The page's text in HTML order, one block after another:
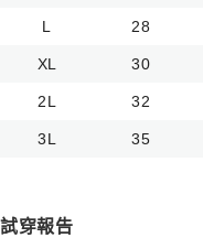
L 28
XL 30
2L 32
3L 35
試穿報告